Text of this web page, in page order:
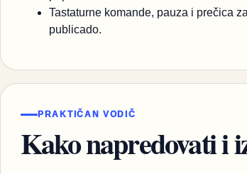
Tastaturne komande, pauza i prečica
publicado.
PRAKTIČAN VODIČ
Kako napredovati i